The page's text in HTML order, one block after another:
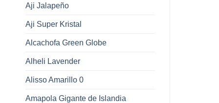
Aji Jalapeño
Aji Super Kristal
Alcachofa Green Globe
Alheli Lavender
Alisso Amarillo 0
Amapola Gigante de Islandia